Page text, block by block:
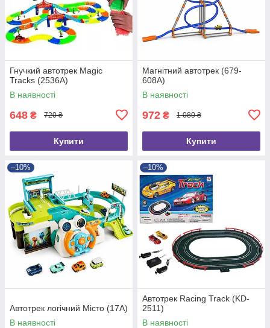
Гнучкий автотрек Magic
Tracks (2536A)
В наявності
648 ₴ 720 ₴
Купити
Магнітний автотрек (679-
608A)
В наявності
972 ₴ 1 080 ₴
Купити
–10%
Автотрек логічний Місто (17A)
В наявності
–10%
Автотрек Racing Track (KD-
2511)
В наявності